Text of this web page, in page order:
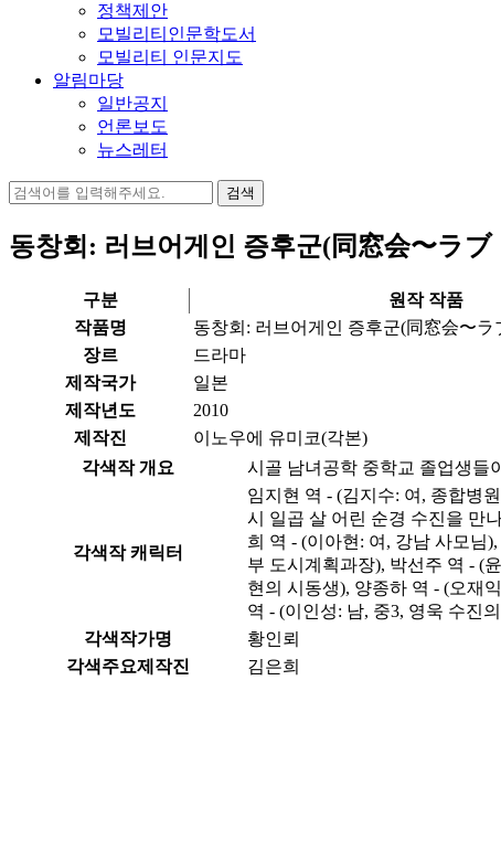
정책제안
모빌리티인문학도서
모빌리티 인문지도
알림마당
일반공지
언론보도
뉴스레터
검
동창회: 러브어게인 증후군(同窓会〜ラ
구분 원작 작품
작품명
동창회: 러브어게인 증후군(同窓会〜
장르
드라마
제작국가
일본
제작년도
2010
제작진
이노우에 유미코(각본)
각색작 개요
시골 남녀공학 중학교 졸업생들
각색작 캐릭터
임지현 역 - (김지수: 여, 종합병
시 일곱 살 어린 순경 수진을 만
희 역 - (이아현: 여, 강남 사모님
부 도시계획과장), 박선주 역 - (
현의 시동생), 양종하 역 - (오재
역 - (이인성: 남, 중3, 영욱 수진
각색작가명
황인뢰
각색주요제작진
김은희